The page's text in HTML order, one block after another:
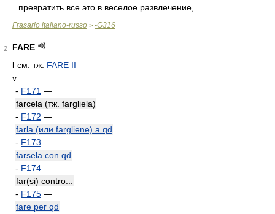
превратить все это в веселое развлечение,
Frasario italiano-russo > -G316
2
FARE
I см. тж. FARE II
v
- F171 —
farcela (тж. fargliela)
- F172 —
farla (или fargliene) a qd
- F173 —
farsela con qd
- F174 —
far(si) contro...
- F175 —
fare per qd